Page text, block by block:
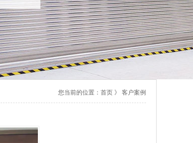
您当前的位置： 首页》 客户案例